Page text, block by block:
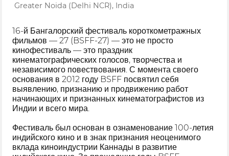
Greater Noida (Delhi NCR), India
16-й Бангалорский фестиваль короткометражных
фильмов — 27 (BSFF-27) — это не просто
кинофестиваль — это праздник
кинематографических голосов, творчества и
независимого повествования. С момента своего
основания в 2012 году BSFF посвятил себя
выявлению, признанию и продвижению работ
начинающих и признанных кинематографистов из
Индии и всего мира.
Фестиваль был основан в ознаменование 100-летия
индийского кино и в знак признания неоценимого
вклада киноиндустрии Каннады в развитие